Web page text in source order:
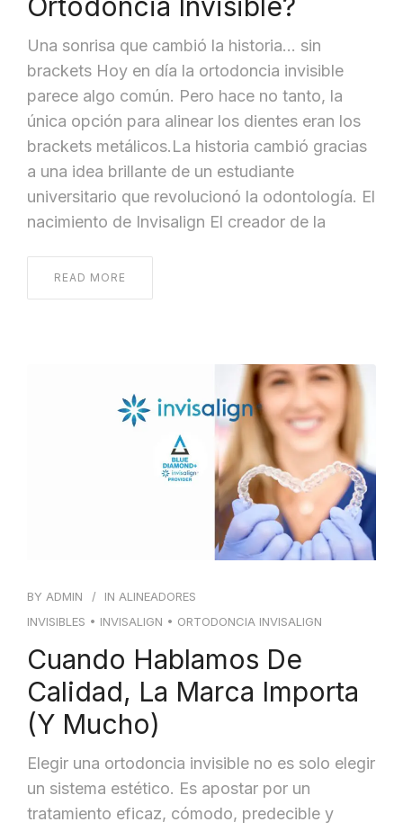
Una sonrisa que cambió la historia… sin
brackets Hoy en día la ortodoncia invisible
parece algo común. Pero hace no tanto, la
única opción para alinear los dientes eran los
brackets metálicos.La historia cambió gracias
a una idea brillante de un estudiante
universitario que revolucionó la odontología. El
nacimiento de Invisalign El creador de la
READ MORE
BY ADMIN IN ALINEADORES
INVISIBLES • INVISALIGN • ORTODONCIA INVISALIGN
Cuando Hablamos De
Calidad, La Marca Importa
(y Mucho)
Elegir una ortodoncia invisible no es solo elegir
un sistema estético. Es apostar por un
tratamiento eficaz, cómodo, predecible y